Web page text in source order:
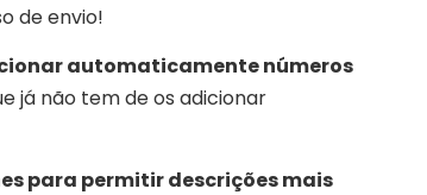
de envio!
automaticamente números
já não tem de os adicionar
para permitir descrições mais